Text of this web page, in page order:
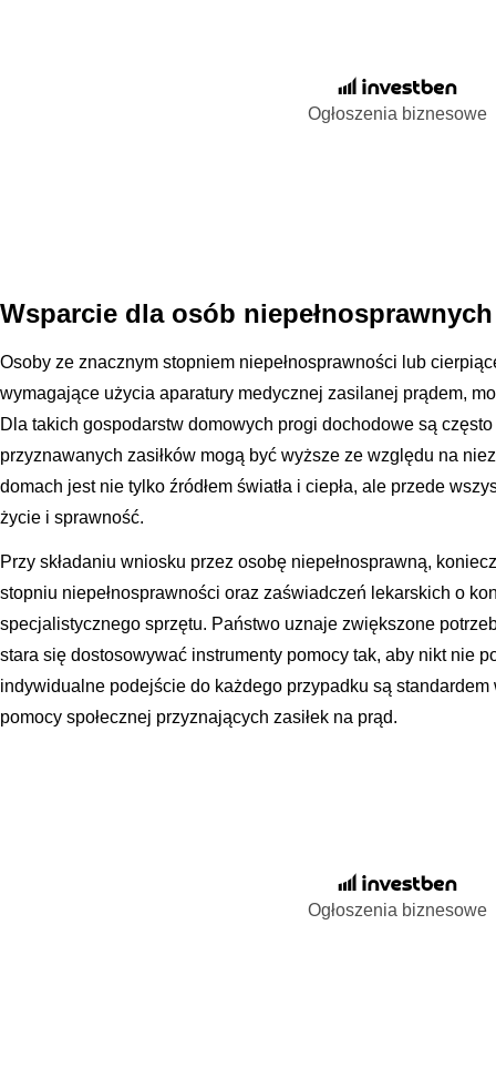
Ogłoszenia biznesowe
Wsparcie dla osób
Osoby ze znacznym stopniem niepełnosprawności lub
wymagające użycia aparatury medycznej zasilanej prądem,
Dla takich gospodarstw domowych progi dochodowe są
przyznawanych zasiłków mogą być wyższe ze względu na
domach jest nie tylko źródłem światła i ciepła, ale przede
życie i sprawność.
Przy składaniu wniosku przez osobę niepełnosprawną,
stopniu niepełnosprawności oraz zaświadczeń lekarskich o
specjalistycznego sprzętu. Państwo uznaje zwiększone
stara się dostosowywać instrumenty pomocy tak, aby nikt nie
indywidualne podejście do każdego przypadku są
pomocy społecznej przyznających zasiłek na prąd.
Ogłoszenia biznesowe